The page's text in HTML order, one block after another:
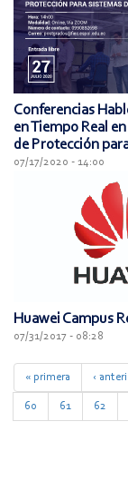
Conferencias
en Tiempo Real
de Protección
07/17/2020 - 14:00
Huawei Campus
07/31/2017 - 08:28
« primera ‹
60 61 62